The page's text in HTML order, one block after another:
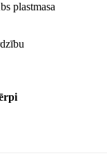
plastmasa